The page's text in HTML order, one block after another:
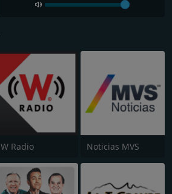
W Radio Noticias MVS